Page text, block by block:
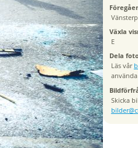
Växla
E
Dela
Läs vår
Skicka